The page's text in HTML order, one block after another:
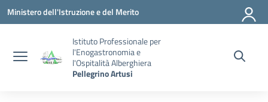
Vai ai contenuti
Vai al menu di navigazione
Vai al footer
Ministero dell'Istruzione e del Merito
Istituto Professionale per
l'Enogastronomia e
l'Ospitalità Alberghiera
Pellegrino Artusi